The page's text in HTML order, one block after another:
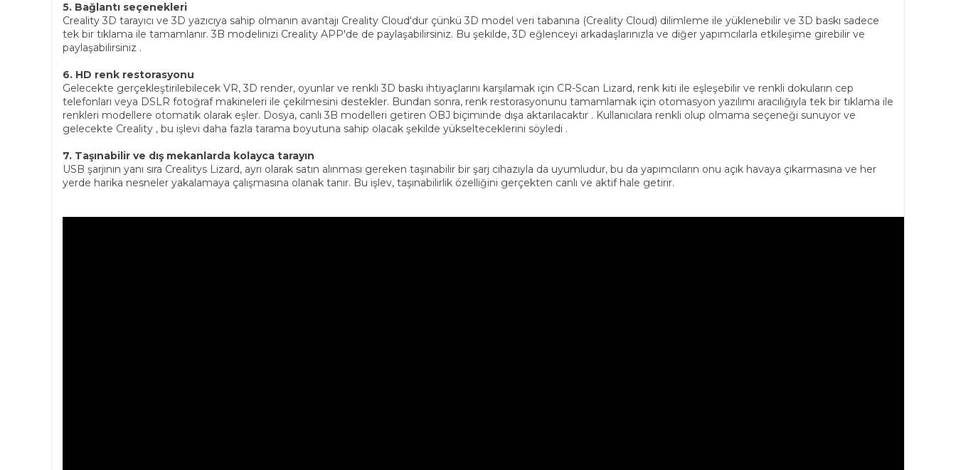
5. Bağlantı seçenekleri
Creality 3D tarayıcı ve 3D yazıcıya sahip olmanın avantajı Creality Cloud'dur çünkü 3D model veri tabanına (Creality Cloud) dilimleme ile yüklenebilir ve 3D baskı sadece
tek bir tıklama ile tamamlanır. 3B modelinizi Creality APP'de de paylaşabilirsiniz. Bu şekilde, 3D eğlenceyi arkadaşlarınızla ve diğer yapımcılarla etkileşime girebilir ve
paylaşabilirsiniz .
6. HD renk restorasyonu
Gelecekte gerçekleştirilebilecek VR, 3D render, oyunlar ve renkli 3D baskı ihtiyaçlarını karşılamak için CR-Scan Lizard, renk kiti ile eşleşebilir ve renkli dokuların cep
telefonları veya DSLR fotoğraf makineleri ile çekilmesini destekler. Bundan sonra, renk restorasyonunu tamamlamak için otomasyon yazılımı aracılığıyla tek bir tıklama ile
renkleri modellere otomatik olarak eşler. Dosya, canlı 3B modelleri getiren OBJ biçiminde dışa aktarılacaktır . Kullanıcılara renkli olup olmama seçeneği sunuyor ve
gelecekte Creality , bu işlevi daha fazla tarama boyutuna sahip olacak şekilde yükselteceklerini söyledi .
7. Taşınabilir ve dış mekanlarda kolayca tarayın
USB şarjının yanı sıra Crealitys Lizard, ayrı olarak satın alınması gereken taşınabilir bir şarj cihazıyla da uyumludur, bu da yapımcıların onu açık havaya çıkarmasına ve her
yerde harika nesneler yakalamaya çalışmasına olanak tanır. Bu işlev, taşınabilirlik özelliğini gerçekten canlı ve aktif hale getirir.